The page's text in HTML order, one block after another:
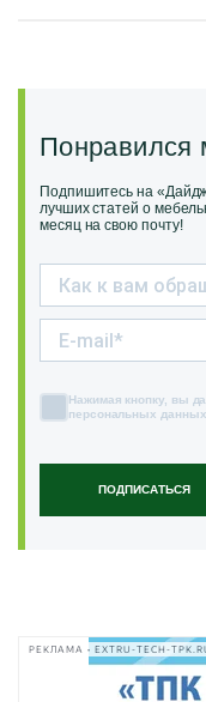
Понравился
Подпишитесь на
лучших статей о
месяц на свою почту!
ПОДПИСАТЬСЯ
Нажимая кнопку, вы
персональных данных
РЕКЛАМА • EXTRU-TECH-